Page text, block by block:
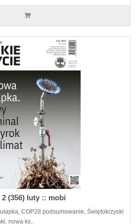
(356) luty :: mobi
COP28 podsumowanie, Świętokrzyski
nowa ks..